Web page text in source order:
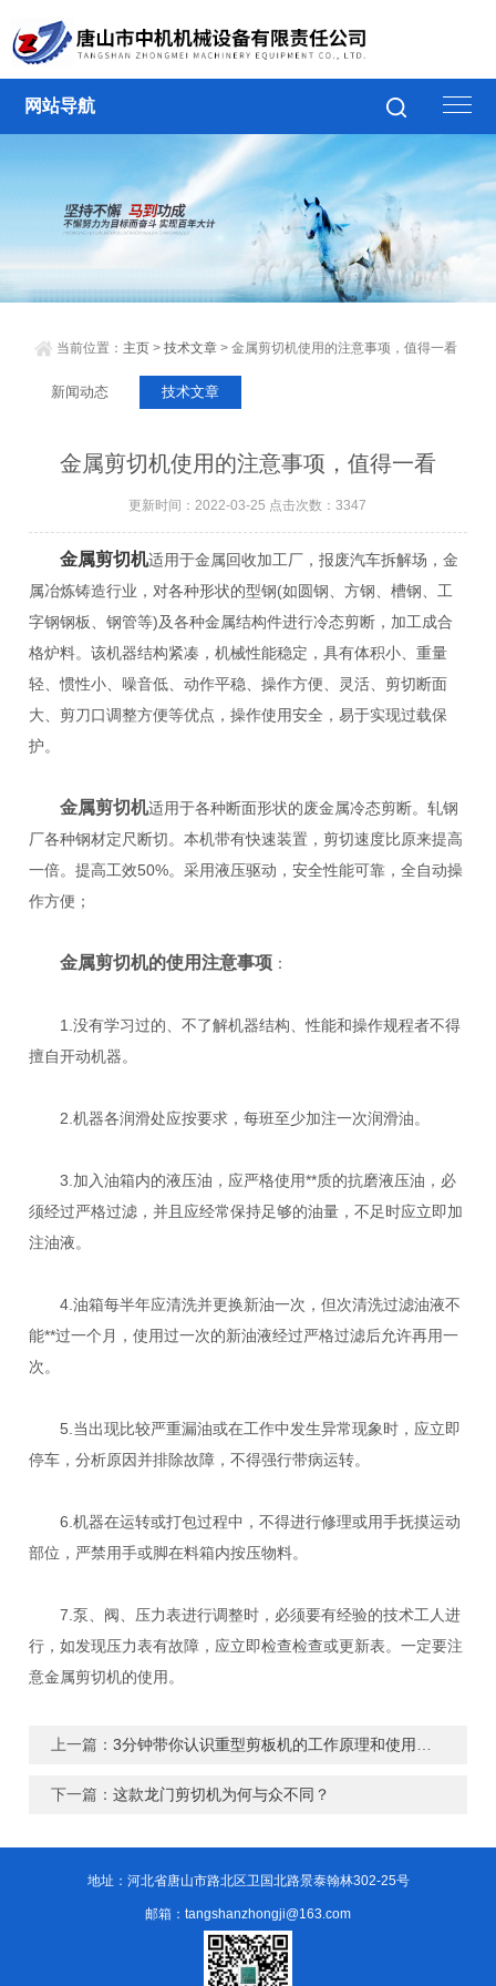
网站导航
当前位置： 主页 >技术文章 > 金属剪切机使用的注意事项，值得一看
新闻动态 技术文章
金属剪切机使用的注意事项，值得一看
更新时间：2022-03-25 点击次数：3347
金属剪切机适用于金属回收加工厂，报废汽车拆解场，金
属冶炼铸造行业，对各种形状的型钢(如圆钢、方钢、槽钢、工
字钢钢板、钢管等)及各种金属结构件进行冷态剪断，加工成合
格炉料。该机器结构紧凑，机械性能稳定，具有体积小、重量
轻、惯性小、噪音低、动作平稳、操作方便、灵活、剪切断面
大、剪刀口调整方便等优点，操作使用安全，易于实现过载保
护。
金属剪切机适用于各种断面形状的废金属冷态剪断。轧钢
厂各种钢材定尺断切。本机带有快速装置，剪切速度比原来提高
一倍。提高工效50%。采用液压驱动，安全性能可靠，全自动操
作方便；
金属剪切机的使用注意事项 ：
1.没有学习过的、不了解机器结构、性能和操作规程者不得
擅自开动机器。
2.机器各润滑处应按要求，每班至少加注一次润滑油。
3.加入油箱内的液压油，应严格使用**质的抗磨液压油，必
须经过严格过滤，并且应经常保持足够的油量，不足时应立即加
注油液。
4.油箱每半年应清洗并更换新油一次，但次清洗过滤油液不
能**过一个月，使用过一次的新油液经过严格过滤后允许再用一
次。
5.当出现比较严重漏油或在工作中发生异常现象时，应立即
停车，分析原因并排除故障，不得强行带病运转。
6.机器在运转或打包过程中，不得进行修理或用手抚摸运动
部位，严禁用手或脚在料箱内按压物料。
7.泵、阀、压力表进行调整时，必须要有经验的技术工人进
行，如发现压力表有故障，应立即检查检查或更新表。一定要注
意金属剪切机的使用。
上一篇：3分钟带你认识重型剪板机的工作原理和使用准则
下一篇：这款龙门剪切机为何与众不同？
地址：河北省唐山市路北区卫国北路景泰翰林302-25号
邮箱：tangshanzhongji@163.com